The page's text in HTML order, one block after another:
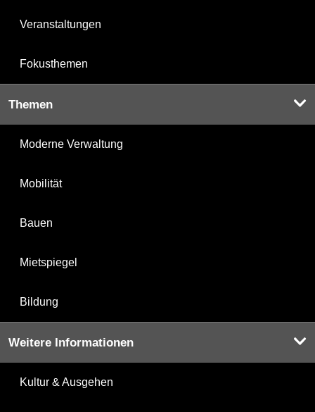
Veranstaltungen
Fokusthemen
Themen
Moderne Verwaltung
Mobilität
Bauen
Mietspiegel
Bildung
Weitere Informationen
Kultur & Ausgehen